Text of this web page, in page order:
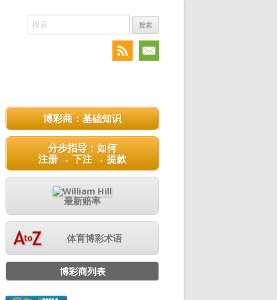
搜
索:
博彩商：基础知识
分步指导：如何
注册 → 下注 → 提款
最新赔率
体育博彩术语
博彩商列表